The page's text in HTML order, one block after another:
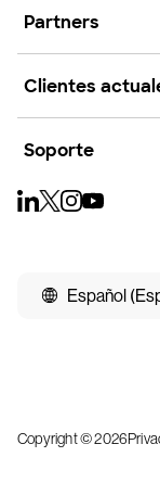
Partners
Clientes
Soporte
Español
Copyright © 2026